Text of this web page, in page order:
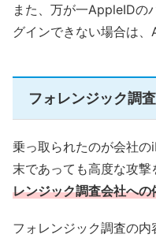
また、万が一AppleIDの
グインできない場合は、
フォレンジック調
乗っ取られたのが会社
末であっても高度な攻撃
レンジック調査会社への
フォレンジック調査の